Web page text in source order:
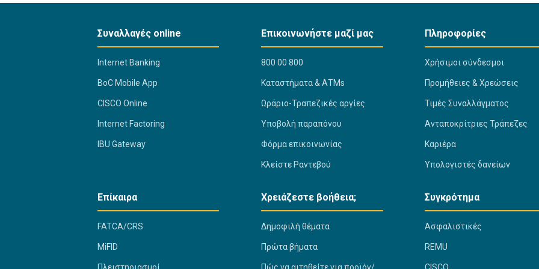
Συναλλαγές online
Internet Banking
BoC Mobile App
CISCO Online
Internet Factoring
IBU Gateway
Επικοινωνήστε μαζί μας
800 00 800
Kαταστήματα & ΑΤΜs
Ωράριο-Τραπεζικές αργίες
Υποβολή παραπόνου
Φόρμα επικοινωνίας
Κλείστε Ραντεβού
Πληροφορίες
Χρήσιμοι σύνδεσμοι
Προμήθειες & Χρεώσεις
Τιμές Συναλλάγματος
Ανταποκρίτριες Τράπεζες
Καριέρα
Υπολογιστές δανείων
Επίκαιρα
FATCA/CRS
MiFID
Χρειάζεστε βοήθεια;
Δημοφιλή θέματα
Πρώτα βήματα
Συγκρότημα
Ασφαλιστικές
REMU